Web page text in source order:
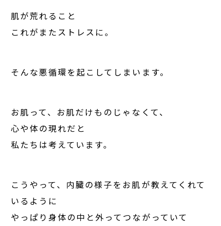
肌が荒れること
これがまたストレスに。
そんな悪循環を起こしてしまいます。
お肌って、お肌だけものじゃなくて、
心や体の現れだと
私たちは考えています。
こうやって、内臓の様子をお肌が教えてくれて
いるように
やっぱり身体の中と外ってつながっていて